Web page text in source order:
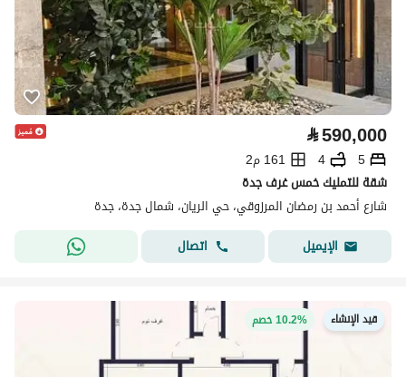
⃁590,000
5
4
161 م2
شقة للتمليك خمس غرف جدة
شارع أحمد بن رمضان المرزوقي، حي الريان، شمال جدة، جدة
الإيميل
اتصال
قيد الإنشاء 10.2% خصم